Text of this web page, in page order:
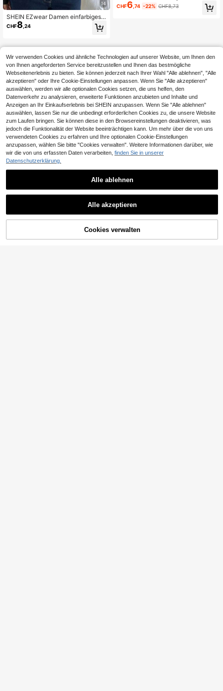
14
SHEIN EZwear Damen einfarbiges,
einreihiges, plissiertes, vielseitiges
Lässig-Langarm-T-Shirt für Dates u
CHF8,24
überstickten Glockenärmeln für Da
men, Herbst/Winter
CHF6 ,74 -22% CHF8,73
ZUM WARENKORB HINZUFÜGEN
Wir verwenden Cookies und ähnliche Technologien auf unserer Website, um Ihnen den
von Ihnen angeforderten Service bereitzustellen und Ihnen das bestmögliche
Webseitenerlebnis zu bieten. Sie können jederzeit nach Ihrer Wahl "Alle ablehnen", "Alle
akzeptieren" oder Ihre Cookie-Einstellungen anpassen. Wenn Sie "Alle akzeptieren"
auswählen, werden wir alle optionalen Cookies setzen, die uns helfen, den
Datenverkehr zu analysieren, erweiterte Funktionen anzubieten und Inhalte und
Anzeigen an Ihr Einkaufserlebnis bei SHEIN anzupassen. Wenn Sie "Alle ablehnen"
auswählen, lassen Sie nur die unbedingt erforderlichen Cookies zu, die unsere Website
zum Laufen bringen. Sie können diese in den Browsereinstellungen deaktivieren, was
jedoch die Funktionalität der Website beeinträchtigen kann. Um mehr über die von uns
verwendeten Cookies zu erfahren und Ihre optionalen Cookie-Einstellungen
anzupassen, wählen Sie bitte "Cookies verwalten". Weitere Informationen darüber, wie
wir die von uns erfassten Daten verarbeiten, finden Sie in unserer
Datenschutzerklärung.
Alle ablehnen
Alle akzeptieren
Cookies verwalten